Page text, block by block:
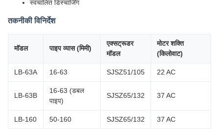
स्वचालित डिस्चार्जिंग
तकनीकी विनिर्देश
मॉडल पाइप व्यास (मिमी)
एक्सट्रूडर
मॉडल
मोटर शक्ति
(किलोवाट)
LB-63A 16-63 SJSZ51/105 22 AC
LB-63B
16-63 (डबल
पाइप)
SJSZ65/132 37 AC
LB-160 50-160 SJSZ65/132 37 AC